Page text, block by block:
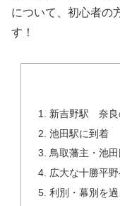
について、初心者の
す！
新吉野駅 奈良
池田駅に到着
鳥取藩主・池
広大な十勝平
利別・幕別を